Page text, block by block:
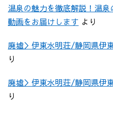
温泉の魅力を徹底解説！温
動画をお届けします より
廃墟＞伊東水明荘/静岡県
り
廃墟＞伊東水明荘/静岡県
り